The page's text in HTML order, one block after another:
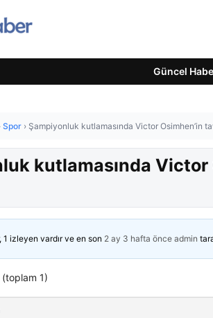
Güncel
Spor › Şampiyonluk kutlamasında Victor Osimhen’in
kutlamasında Victor
1 izleyen vardır ve en son 2 ay 3 hafta önce admin
1)